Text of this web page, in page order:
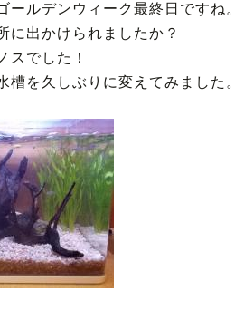
ルデンウィーク最終日ですね。
に出かけられましたか？
スでした！
を久しぶりに変えてみました。